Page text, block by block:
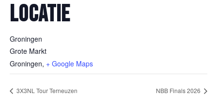
LOCATIE
Groningen
Grote Markt
Groningen, + Google Maps
3X3NL Tour Terneuzen NBB Finals 2026